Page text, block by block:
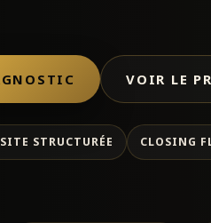
VOIR LE
STRUCTURÉE CLOSING